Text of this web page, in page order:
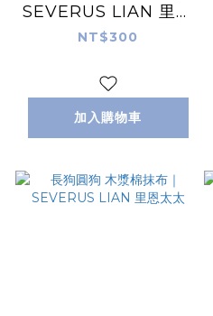
SEVERUS LIAN 里恩
太太
NT$300
加入購物車